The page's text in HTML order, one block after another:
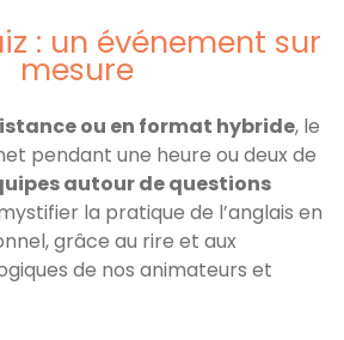
: un événement sur
mesure
ou en format hybride, le
pendant une heure ou deux de
autour de questions
la pratique de l’anglais en
grâce au rire et aux
de nos animateurs et